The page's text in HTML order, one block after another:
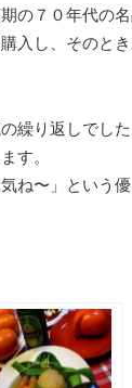
の７０年代の
入し、そのと
繰り返しでした
す。
ね〜」という